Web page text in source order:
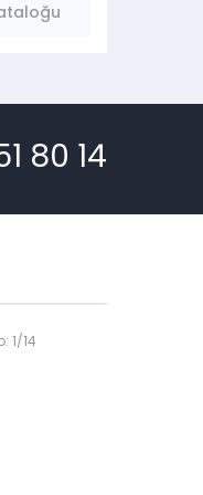
80 14
1/14